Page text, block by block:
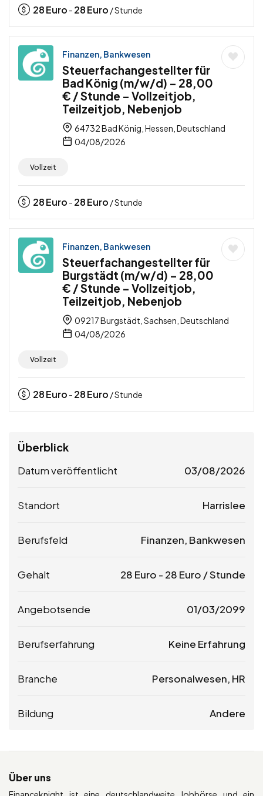
28Euro - 28Euro / Stunde
Finanzen, Bankwesen
Steuerfachangestellter für
Bad König (m/w/d) – 28,00
€ / Stunde – Vollzeitjob,
Teilzeitjob, Nebenjob
64732 Bad König, Hessen, Deutschland
04/08/2026
Vollzeit
28Euro - 28Euro / Stunde
Finanzen, Bankwesen
Steuerfachangestellter für
Burgstädt (m/w/d) – 28,00
€ / Stunde – Vollzeitjob,
Teilzeitjob, Nebenjob
09217 Burgstädt, Sachsen, Deutschland
04/08/2026
Vollzeit
28Euro - 28Euro / Stunde
Überblick
Datum veröffentlicht 03/08/2026
Standort Harrislee
Berufsfeld Finanzen, Bankwesen
Gehalt 28 Euro - 28 Euro / Stunde
Angebotsende 01/03/2099
Berufserfahrung Keine Erfahrung
Branche Personalwesen, HR
Bildung Andere
Über uns